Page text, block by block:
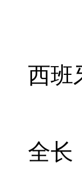
西班
全长